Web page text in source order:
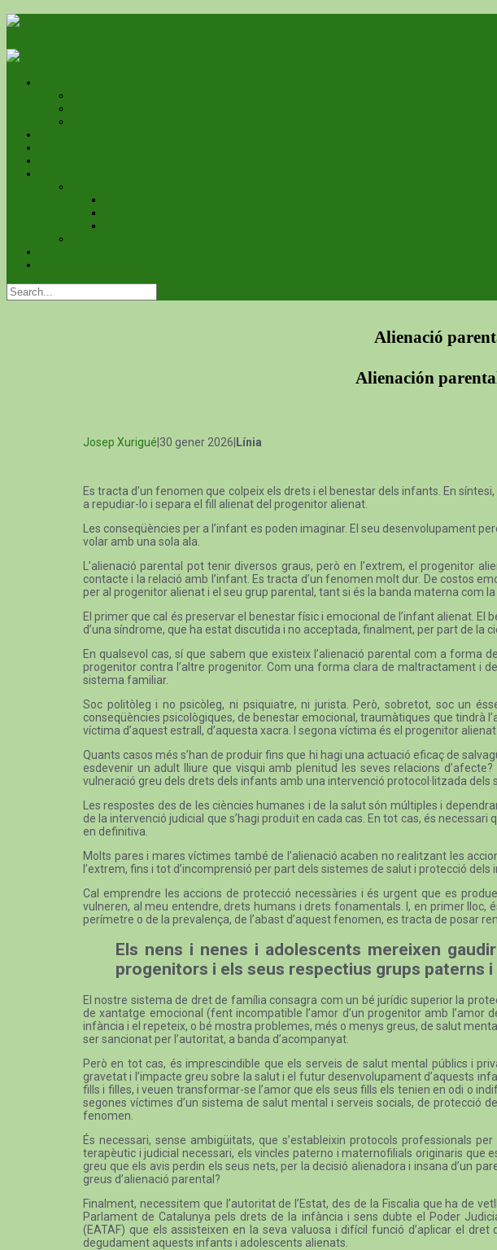
Alienació
Alienación
Josep Xurigué |30 gener 2026| Línia
Es tracta d’un fenomen que colpeix els drets i el benestar dels infants. En
a repudiar-lo i separa el fill alienat del progenitor alienat.
Les conseqüències per a l’infant es poden imaginar. El seu desenvolupament
volar amb una sola ala.
L’alienació parental pot tenir diversos graus, però en l’extrem, el progenitor
contacte i la relació amb l’infant. Es tracta d’un fenomen molt dur. De costos
per al progenitor alienat i el seu grup parental, tant si és la banda materna com la
El primer que cal és preservar el benestar físic i emocional de l’infant alienat.
d’una síndrome, que ha estat discutida i no acceptada, finalment, per part de la
En qualsevol cas, sí que sabem que existeix l’alienació parental com a
progenitor contra l’altre progenitor. Com una forma clara de maltractament i
sistema familiar.
Soc politòleg i no psicòleg, ni psiquiatre, ni jurista. Però, sobretot, soc un
conseqüències psicològiques, de benestar emocional, traumàtiques que tindrà
víctima d’aquest estrall, d’aquesta xacra. I segona víctima és el progenitor
Quants casos més s’han de produir fins que hi hagi una actuació eficaç de
esdevenir un adult lliure que visqui amb plenitud les seves relacions
vulneració greu dels drets dels infants amb una intervenció protocol·litzada
Les respostes des de les ciències humanes i de la salut són múltiples i
de la intervenció judicial que s’hagi produït en cada cas. En tot cas, és
en definitiva.
Molts pares i mares víctimes també de l’alienació acaben no realitzant les
l’extrem, fins i tot d’incomprensió per part dels sistemes de salut i protecció dels
Cal emprendre les accions de protecció necessàries i és urgent que es
vulneren, al meu entendre, drets humans i drets fonamentals. I, en primer lloc,
perímetre o de la prevalença, de l’abast d’aquest fenomen, es tracta de posar
Els nens i nenes i adolescents mereixen
progenitors i els seus respectius grups paterns
El nostre sistema de dret de família consagra com un bé jurídic superior la
de xantatge emocional (fent incompatible l’amor d’un progenitor amb
infància i el repeteix, o bé mostra problemes, més o menys greus, de salut
ser sancionat per l’autoritat, a banda d’acompanyat.
Però en tot cas, és imprescindible que els serveis de salut mental públics i
gravetat i l’impacte greu sobre la salut i el futur desenvolupament d’aquests
fills i filles, i veuen transformar-se l’amor que els seus fills els tenien en odi o
segones víctimes d’un sistema de salut mental i serveis socials, de protecció
fenomen.
És necessari, sense ambigüitats, que s’estableixin protocols professionals
terapèutic i judicial necessari, els vincles paterno i maternofilials originaris
greu que els avis perdin els seus nets, per la decisió alienadora i insana d’un
greus d’alienació parental?
Finalment, necessitem que l’autoritat de l’Estat, des de la Fiscalia que ha de
Parlament de Catalunya pels drets de la infància i sens dubte el Poder
(EATAF) que els assisteixen en la seva valuosa i difícil funció d’aplicar el
degudament aquests infants i adolescents alienats.